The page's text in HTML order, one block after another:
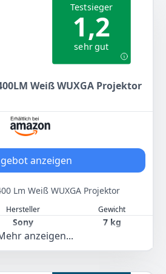
Testsieger
1,2
sehr gut
Weiß WUXGA Projektor
anzeigen
Lm Weiß WUXGA Projektor
Hersteller Gewicht
Sony 7 kg
00 €
anzeigen...